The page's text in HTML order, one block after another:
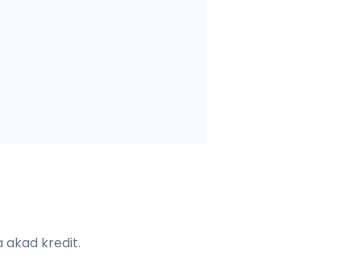
akad kredit.